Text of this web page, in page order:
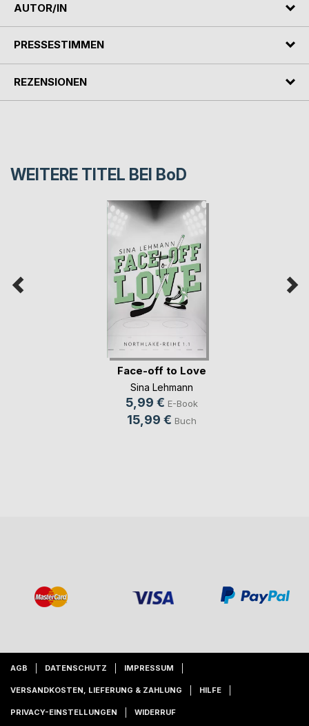
AUTOR/IN
PRESSESTIMMEN
REZENSIONEN
WEITERE TITEL BEI BoD
Face-off to Love
Sina Lehmann
5,99 € E-Book
15,99 € Buch
AGB DATENSCHUTZ IMPRESSUM
VERSANDKOSTEN, LIEFERUNG & ZAHLUNG HILFE
PRIVACY-EINSTELLUNGEN WIDERRUF